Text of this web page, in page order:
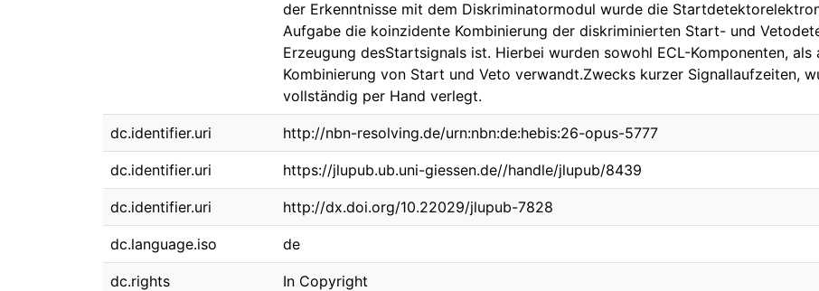
der Erkenntnisse mit dem Diskriminatormodul wurde die
Aufgabe die koinzidente Kombinierung der diskriminierten Start- und
Erzeugung desStartsignals ist. Hierbei wurden sowohl ECL-Komponenten, als
Kombinierung von Start und Veto verwandt.Zwecks kurzer Signallaufzeiten,
vollständig per Hand verlegt.
dc.identifier.uri http://nbn-resolving.de/urn:nbn:de:hebis:26-opus-5777
dc.identifier.uri https://jlupub.ub.uni-giessen.de//handle/jlupub/8439
dc.identifier.uri http://dx.doi.org/10.22029/jlupub-7828
dc.language.iso de
dc.rights In Copyright